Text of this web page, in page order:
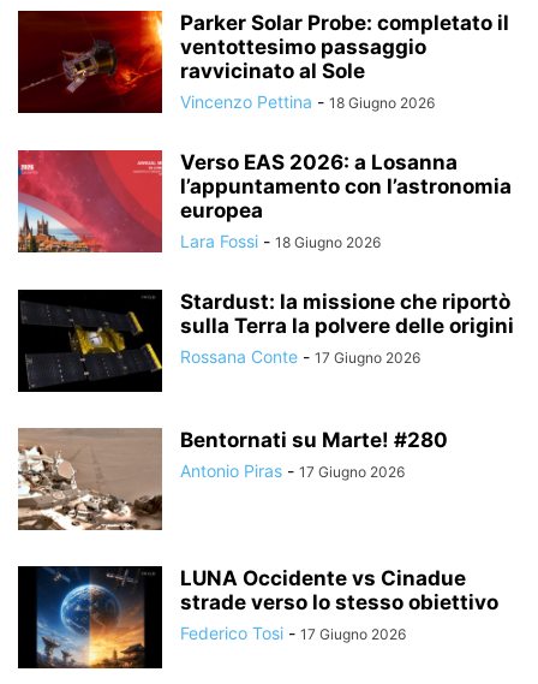
Parker Solar Probe: completato il
ventottesimo passaggio
ravvicinato al Sole
Vincenzo Pettina - 18 Giugno 2026
Verso EAS 2026: a Losanna
l’appuntamento con l’astronomia
europea
Lara Fossi - 18 Giugno 2026
Stardust: la missione che riportò
sulla Terra la polvere delle origini
Rossana Conte - 17 Giugno 2026
Bentornati su Marte! #280
Antonio Piras - 17 Giugno 2026
LUNA Occidente vs Cinadue
strade verso lo stesso obiettivo
Federico Tosi - 17 Giugno 2026